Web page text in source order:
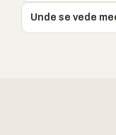
Unde se vede